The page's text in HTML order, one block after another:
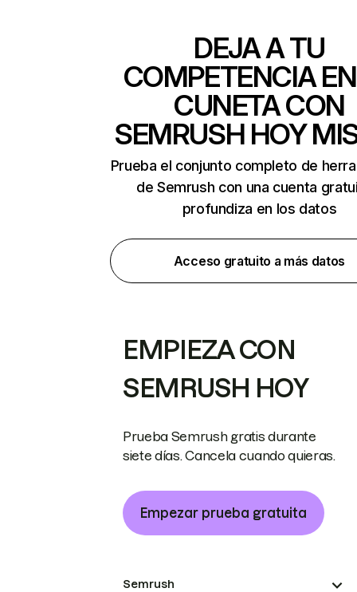
DEJA A TU
COMPETENCIA
CUNETA CON
SEMRUSH HOY
Prueba el conjunto completo de
de Semrush con una cuenta
profundiza en los datos
Acceso gratuito a más datos
EMPIEZA CON
SEMRUSH HOY
Prueba Semrush gratis durante
siete días. Cancela cuando quieras.
Empezar prueba gratuita
Semrush